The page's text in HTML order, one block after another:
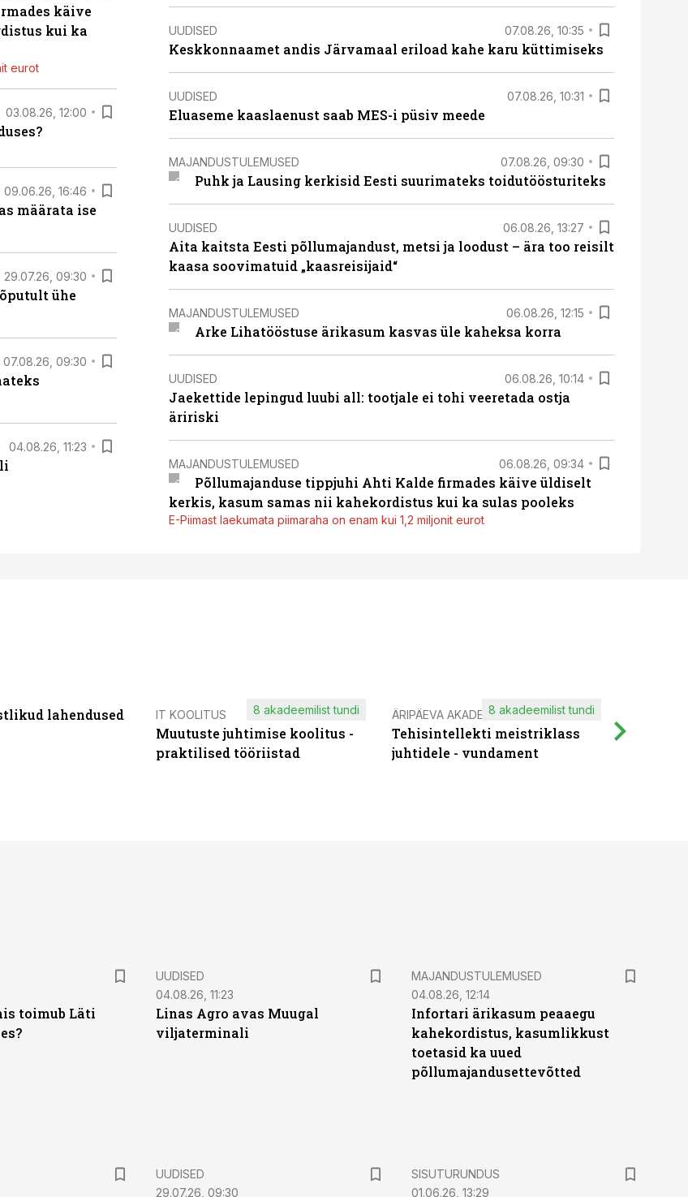
käive
kui ka
eurot
03.08.26, 12:00
09.06.26, 16:46
määrata ise
29.07.26, 09:30
ühe
07.08.26, 09:30
04.08.26, 11:23
UUDISED 07.08.26, 10:35
Keskkonnaamet andis Järvamaal eriload kahe karu küttimiseks
UUDISED 07.08.26, 10:31
Eluaseme kaaslaenust saab MES-i püsiv meede
MAJANDUSTULEMUSED 07.08.26, 09:30
Puhk ja Lausing kerkisid Eesti suurimateks toidutöösturiteks
UUDISED 06.08.26, 13:27
Aita kaitsta Eesti põllumajandust, metsi ja loodust – ära too reisilt
kaasa soovimatuid „kaasreisijaid“
MAJANDUSTULEMUSED 06.08.26, 12:15
Arke Lihatööstuse ärikasum kasvas üle kaheksa korra
UUDISED 06.08.26, 10:14
Jaekettide lepingud luubi all: tootjale ei tohi veeretada ostja
äririski
MAJANDUSTULEMUSED 06.08.26, 09:34
Põllumajanduse tippjuhi Ahti Kalde firmades käive üldiselt
kerkis, kasum samas nii kahekordistus kui ka sulas pooleks
E-Piimast laekumata piimaraha on enam kui 1,2 miljonit eurot
lahendused
IT KOOLITUS
Muutuste juhtimise koolitus -
praktilised tööriistad
8 akadeemilist tundi ÄRIPÄEVA AKADEEMIA
Tehisintellekti meistriklass
juhtidele - vundament
8 akadeemilist tundi
toimub Läti
UUDISED
04.08.26, 11:23
Linas Agro avas Muugal
viljaterminali
MAJANDUSTULEMUSED
04.08.26, 12:14
Infortari ärikasum peaaegu
kahekordistus, kasumlikkust
toetasid ka uued
põllumajandusettevõtted
UUDISED
29.07.26, 09:30
ST
SISUTURUNDUS
01.06.26, 13:29